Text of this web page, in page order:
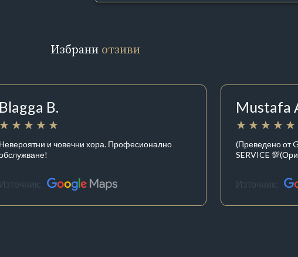
Избрани отзиви
Blagga B.
Невероятни и човечни хора. Професионално
Източник:
Mustafa
(Преведено от
SERVICE
Източник: